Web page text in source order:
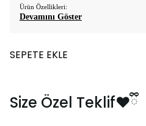
Ürün Özellikleri:
Devamını Göster
SEPETE EKLE
Size Özel Teklif❤️ྀི